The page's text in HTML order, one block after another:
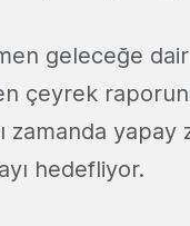
geleceğe
çeyrek
zamanda
hedefliyor.